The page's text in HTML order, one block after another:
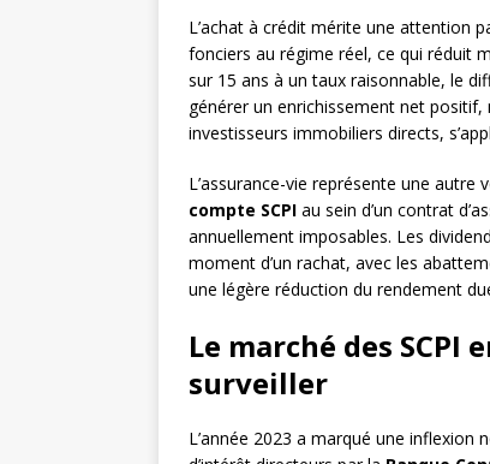
L’achat à crédit mérite une attention
fonciers au régime réel, ce qui réduit
sur 15 ans à un taux raisonnable, le
générer un enrichissement net
investisseurs immobiliers directs,
L’assurance-vie représente une
compte SCPI au sein d’un contrat
annuellement imposables. Les
moment d’un rachat, avec les
une légère réduction du rendement
Le marché des SCPI
surveiller
L’année 2023 a marqué une inflexion